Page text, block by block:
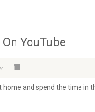
YouTube
and spend the time in